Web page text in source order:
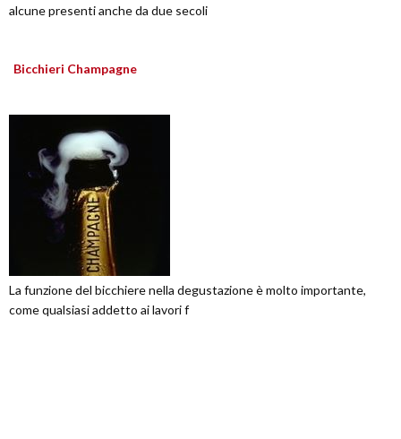
alcune presenti anche da due secoli
Bicchieri Champagne
La funzione del bicchiere nella degustazione è molto importante,
come qualsiasi addetto ai lavori f